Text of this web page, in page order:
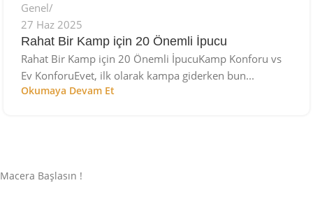
Genel
27 Haz 2025
Rahat Bir Kamp için 20 Önemli İpucu
Rahat Bir Kamp için 20 Önemli İpucuKamp Konforu vs
Ev KonforuEvet, ilk olarak kampa giderken bun...
Okumaya Devam Et
Macera Başlasın !